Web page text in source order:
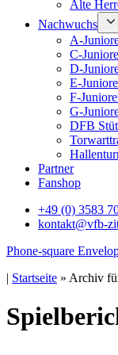
Alte
Nachwuchs
A-
C-
D-
E-
F-
G-
DFB
Partner
Fanshop
+49 (0) 3583
kontakt@vfb-
Phone-square
| Startseite » Archiv